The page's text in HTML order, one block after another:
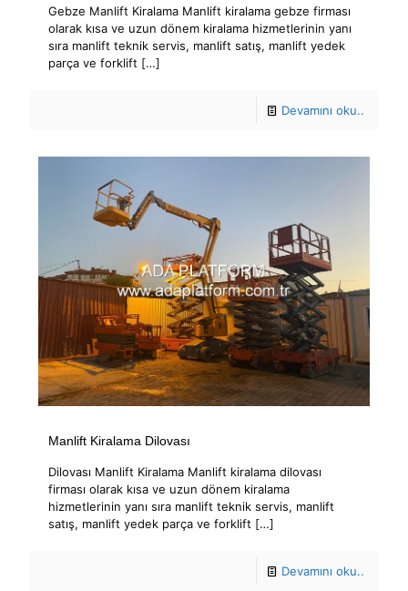
Gebze Manlift Kiralama Manlift kiralama gebze firması
olarak kısa ve uzun dönem kiralama hizmetlerinin yanı
sıra manlift teknik servis, manlift satış, manlift yedek
parça ve forklift […]
Devamını oku..
Manlift Kiralama Dilovası
Dilovası Manlift Kiralama Manlift kiralama dilovası
firması olarak kısa ve uzun dönem kiralama
hizmetlerinin yanı sıra manlift teknik servis, manlift
satış, manlift yedek parça ve forklift […]
Devamını oku..